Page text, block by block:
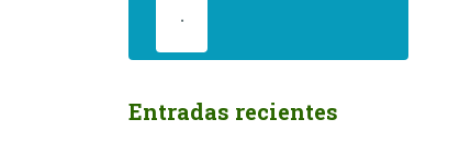
.
Entradas recientes